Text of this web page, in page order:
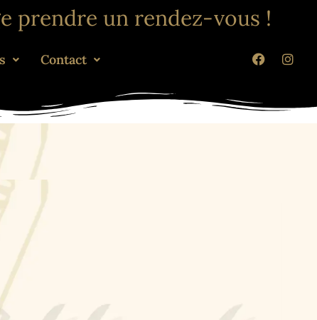
prendre un rendez-vous !
Contact